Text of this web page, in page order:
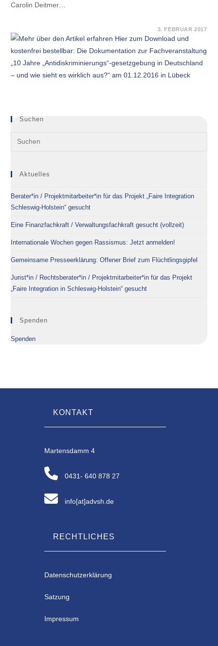
Carolin Deitmer…
HIER
ZUM
DOWNLOAD
UND
KOSTENFREI
BESTELLBAR:
DIE
DOKUMENTATION
IN
LÜBECK
3. FEBRUAR 2017
Suchen
Aktuelles
Berater*in / Projektmitarbeiter*in für das Projekt „Faire Integration
Schleswig-Holstein“ gesucht
Eine Finanzfachkraft / Verwaltungsfachkraft gesucht (vollzeit)
Internationale Wochen gegen Rassismus: Jetzt anmelden!
Gemeinsame Presseerklärung: Offener Brief zum Flüchtlingsgipfel
Jurist*in / Rechtsberater*in / Projektmitarbeiter*in für das Projekt
„Faire Integration in Schleswig-Holstein“ gesucht
Spenden
Spenden
KONTAKT
Martensdamm 4
0431- 640 878 27
info[at]advsh.de
RECHTLICHES
Datenschutzerklärung
Satzung
Impressum